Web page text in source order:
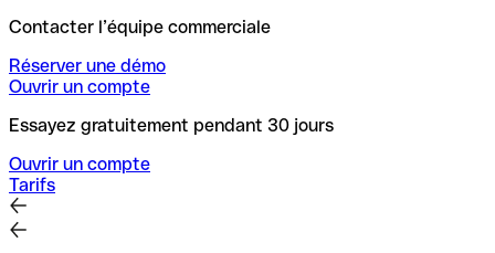
Contacter l’équipe commerciale
Réserver une démo
Ouvrir un compte
Essayez gratuitement pendant 30 jours
Ouvrir un compte
Tarifs